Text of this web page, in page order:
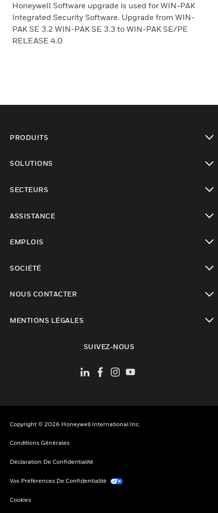
Honeywell Software upgrade is used for WIN-PAK
Integrated Security Software. Upgrade from WIN-
PAK SE 3.2 WIN-PAK SE 3.3 to WIN-PAK SE/PE
RELEASE 4.0
PRODUITS
SOLUTIONS
SECTEURS
ASSISTANCE
EMPLOIS
SOCIÉTÉ
NOUS CONTACTER
MENTIONS LÉGALES
SUIVEZ-NOUS
Copyright © 2026 Honeywell International Inc.
Conditions Générales
Déclaration De Confidentialité
Vos Préférences De Confidentialité
Cookies